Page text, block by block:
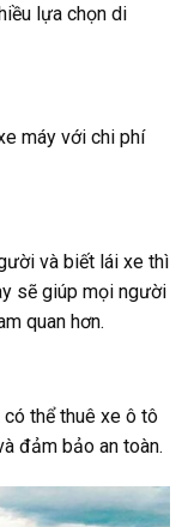
lựa chọn di
máy với chi phí
và biết lái xe thì
sẽ giúp mọi người
quan hơn.
thể thuê xe ô tô
đảm bảo an toàn.